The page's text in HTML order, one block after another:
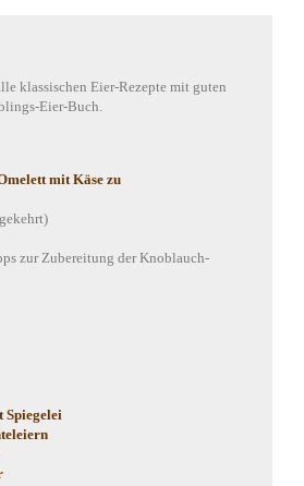
klassischen Eier-Rezepte mit guten
Eier-Buch.
mit Käse zu
zur Zubereitung der Knoblauch-
Spiegelei